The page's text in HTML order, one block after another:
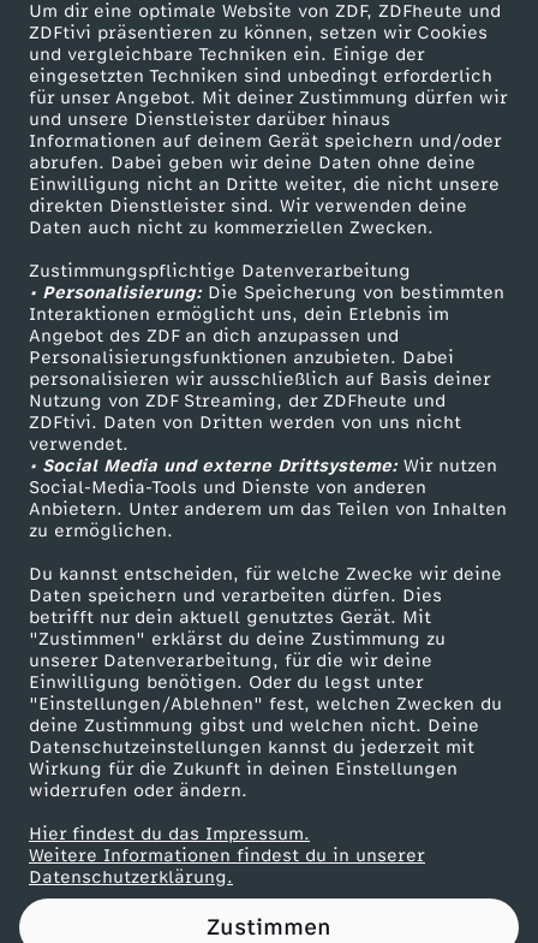
Um dir eine optimale Website von ZDF, ZDFheute und
ZDFtivi präsentieren zu können, setzen wir Cookies
und vergleichbare Techniken ein. Einige der
eingesetzten Techniken sind unbedingt erforderlich
für unser Angebot. Mit deiner Zustimmung dürfen wir
und unsere Dienstleister darüber hinaus
Informationen auf deinem Gerät speichern und/oder
abrufen. Dabei geben wir deine Daten ohne deine
Einwilligung nicht an Dritte weiter, die nicht unsere
direkten Dienstleister sind. Wir verwenden deine
Daten auch nicht zu kommerziellen Zwecken.
Zustimmungspflichtige Datenverarbeitung
• Personalisierung:Die Speicherung von bestimmten
Interaktionen ermöglicht uns, dein Erlebnis im
Angebot des ZDF an dich anzupassen und
Personalisierungsfunktionen anzubieten. Dabei
personalisieren wir ausschließlich auf Basis deiner
Nutzung von ZDF Streaming, der ZDFheute und
ZDFtivi. Daten von Dritten werden von uns nicht
verwendet.
• Social Media und externe Drittsysteme:Wir nutzen
Social-Media-Tools und Dienste von anderen
Anbietern. Unter anderem um das Teilen von Inhalten
zu ermöglichen.
Du kannst entscheiden, für welche Zwecke wir deine
Daten speichern und verarbeiten dürfen. Dies
betrifft nur dein aktuell genutztes Gerät. Mit
"Zustimmen" erklärst du deine Zustimmung zu
unserer Datenverarbeitung, für die wir deine
Einwilligung benötigen. Oder du legst unter
"Einstellungen/Ablehnen" fest, welchen Zwecken du
deine Zustimmung gibst und welchen nicht. Deine
Datenschutzeinstellungen kannst du jederzeit mit
Wirkung für die Zukunft in deinen Einstellungen
widerrufen oder ändern.
Hier findest du das Impressum.
Weitere Informationen findest du in unserer
Datenschutzerklärung.
Zustimmen
:
M
ä
n
n
e
r
,
D
e
u
t
s
c
h
l
Mehr ZDF
ZDF-Apps
Smart TV
ZDFtext
Livestreams
Sendungen A-Z
TV-Programm
Service
ZDFmitreden
Kontakt zum ZDF
Tickets
Zuschauerservice
Hilfe
ZDF Unternehmen
Karriere
ZDF goes Schule
Werbefernsehen
Mainzelmännchen
Partner